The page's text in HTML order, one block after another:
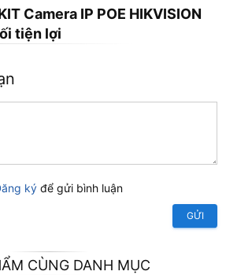
Camera IP POE HIKVISION
tiện lợi
ký để gửi bình luận
GỬI
CÙNG DANH MỤC